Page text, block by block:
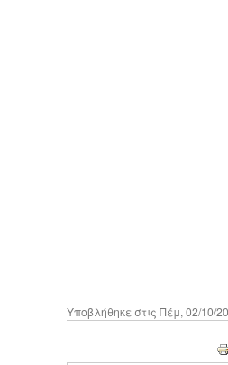
Υποβλήθηκε στις Πέμ, 02/10/